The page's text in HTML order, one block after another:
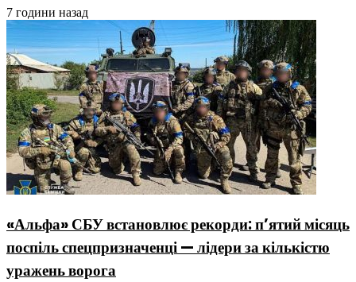
7 години назад
«Альфа» СБУ встановлює рекорди: п’ятий місяць
поспіль спецпризначенці — лідери за кількістю
уражень ворога